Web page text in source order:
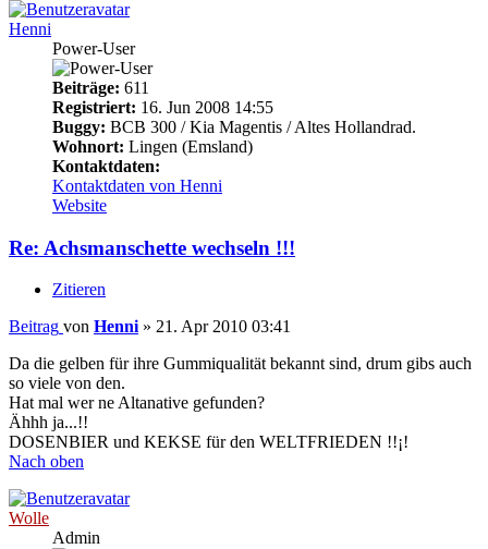
Henni
Power-User
Beiträge: 611
Registriert: 16. Jun 2008 14:55
Buggy: BCB 300 / Kia Magentis / Altes Hollandrad.
Wohnort: Lingen (Emsland)
Kontaktdaten:
Kontaktdaten von Henni
Website
Re: Achsmanschette wechseln !!!
Zitieren
Beitrag von Henni» 21. Apr 2010 03:41
Da die gelben für ihre Gummiqualität bekannt sind, drum gibs auch
so viele von den.
Hat mal wer ne Altanative gefunden?
Ähhh ja...!!
DOSENBIER und KEKSE für den WELTFRIEDEN !!¡!
Nach oben
Wolle
Admin